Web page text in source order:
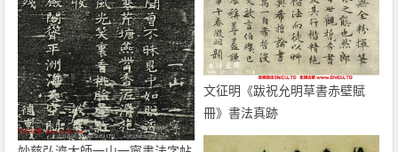
文征明《跋祝允明草書赤壁賦
冊》書法真跡